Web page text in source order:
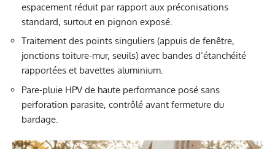
espacement réduit par rapport aux préconisations
standard, surtout en pignon exposé.
Traitement des points singuliers (appuis de fenêtre,
jonctions toiture-mur, seuils) avec bandes d’étanchéité
rapportées et bavettes aluminium.
Pare-pluie HPV de haute performance posé sans
perforation parasite, contrôlé avant fermeture du
bardage.